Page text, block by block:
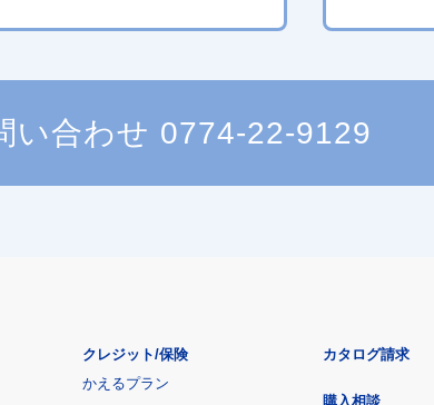
い合わせ 0774-22-9129
クレジット/保険
かえるプラン
カタログ請求
購入相談